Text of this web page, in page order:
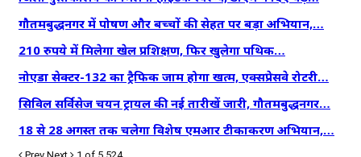
गौतमबुद्धनगर में पोषण और बच्चों की सेहत पर बड़ा अभियान,…
210 रुपये में मिलेगा खेल प्रशिक्षण, फिर खुलेगा पथिक…
नोएडा सेक्टर-132 का ट्रैफिक जाम होगा खत्म, एक्सप्रेसवे रोटरी…
सिविल सर्विसेज चयन ट्रायल की नई तारीखें जारी, गौतमबुद्धनगर…
18 से 28 अगस्त तक चलेगा विशेष एमआर टीकाकरण अभियान,…